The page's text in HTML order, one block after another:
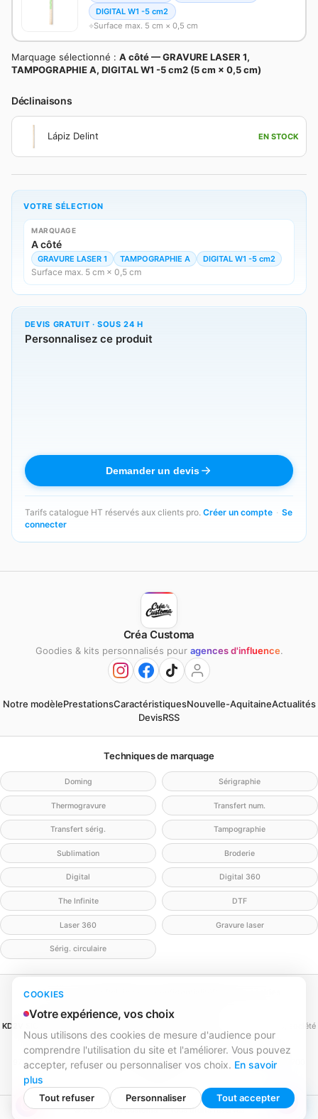
COOKIES
Votre expérience, vos choix
Nous utilisons des cookies de mesure d'audience pour
comprendre l'utilisation du site et l'améliorer. Vous pouvez
accepter, refuser ou personnaliser vos choix. En savoir
plus
Tout refuser Personnaliser Tout accepter
DIGITAL W1 -5 cm2
Surface max. 5 cm × 0,5 cm
Marquage sélectionné : A côté — GRAVURE LASER 1,
TAMPOGRAPHIE A, DIGITAL W1 -5 cm2 (5 cm × 0,5 cm)
Déclinaisons
Lápiz Delint EN STOCK
VOTRE SÉLECTION
MARQUAGE
A côté
GRAVURE LASER 1 TAMPOGRAPHIE A DIGITAL W1 -5 cm2
Surface max. 5 cm × 0,5 cm
DEVIS GRATUIT · SOUS 24 H
Personnalisez ce produit
Demander un devis
Tarifs catalogue HT réservés aux clients pro. Créer un compte · Se
connecter
Créa Customa
Goodies & kits personnalisés pour agences d'influence.
Notre modèlePrestationsCaractéristiquesNouvelle-AquitaineActualités
DevisRSS
Techniques de marquage
Doming Sérigraphie
Thermogravure Transfert num.
Transfert sérig. Tampographie
Sublimation Broderie
Digital Digital 360
The Infinite DTF
Laser 360 Gravure laser
Sérig. circulaire
Mentions légales
KD2V SIGNA & EVENTA
(MEILLEURECOMMUNICATION.COM - KD2V) — SAS, société
par actions simplifiée
SIREN 979 428 133 · SIRET 979 428 133 00016 · TVA FR84979428133
979 428 133 R.C.S. Bordeaux · Capital 1 000,00 € · 31 rue Caroline Aigle, 33700
© 2026 Créa Customa — Tous droits réservés